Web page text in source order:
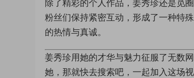
除了精彩的个人作品，姜秀珍还是觅
粉丝们保持紧密互动，形成了一种特
的热情与真诚。
姜秀珍用她的才华与魅力征服了无数
她，那就快去搜索吧，一起加入这场